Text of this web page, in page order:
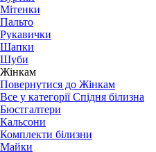
Мітенки
Пальто
Рукавички
Шапки
Шуби
Жінкам
Повернутися до Жінкам
Все у категорії Спідня білизна
Бюстгалтери
Кальсони
Комплекти білизни
Майки